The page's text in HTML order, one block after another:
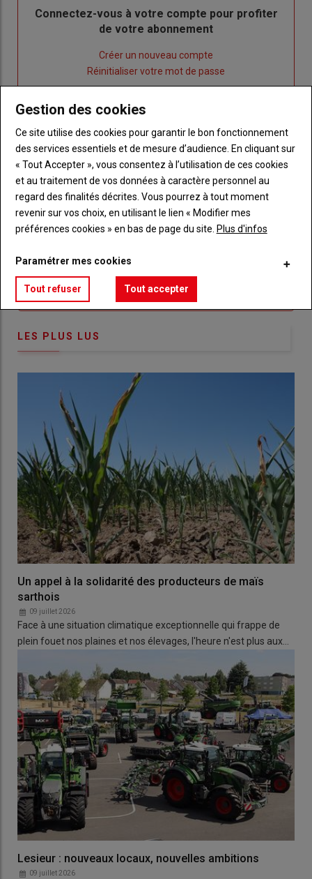
Body
Connectez-vous à votre compte pour profiter
de votre abonnement
un
nouveau
Créer un nouveau compte
"Réinitialiser
votre
de
passe"
Réinitialiser votre mot de passe
"Je
me
connecte"
Je me connecte
Sous-
titre
Vous n'êtes pas abonné(e)
TITRE CRÉEZ UN COMPTE
BodyChoisissez votre formule et créez votre
Lien Créez un compte
LES PLUS LUS
Un appel à la solidarité des producteurs de maïs
sarthois
09 juillet 2026
Face à une situation climatique exceptionnelle qui frappe de
plein fouet nos plaines et nos élevages, l'heure n'est plus aux…
Lesieur : nouveaux locaux, nouvelles ambitions
09 juillet 2026
Gestion des cookies
Ce site utilise des cookies pour garantir le bon fonctionnement
des services essentiels et de mesure d’audience. En cliquant sur
« Tout Accepter », vous consentez à l’utilisation de ces cookies
et au traitement de vos données à caractère personnel au
regard des finalités décrites. Vous pourrez à tout moment
revenir sur vos choix, en utilisant le lien « Modifier mes
préférences cookies » en bas de page du site. Plus d'infos
Paramétrer mes cookies
Tout refuser Tout accepter